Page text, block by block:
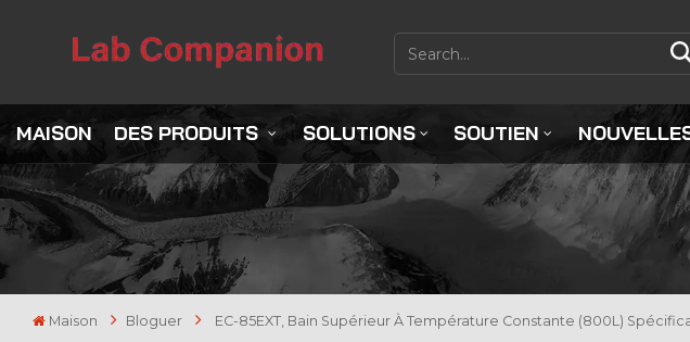
MAISON DES PRODUITS SOLUTIONS SOUTIEN
Maison Bloguer EC-85EXT, Bain Supérieur À Température Constante (800L)